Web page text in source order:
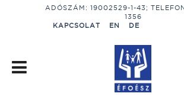
ADÓSZÁM: 19002529-1-43;
1356
KAPCSOLAT
EN DE